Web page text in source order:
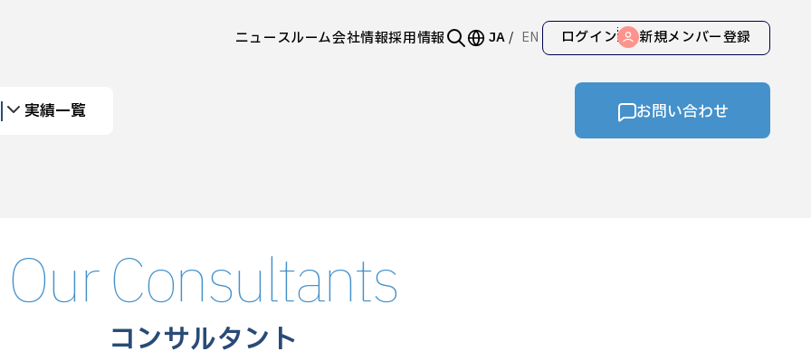
ニュースルーム会社情報採用情報 JA EN ログイン 新規メンバー登録
実績一覧 お問い合わせ
Our Consultants
コンサルタント